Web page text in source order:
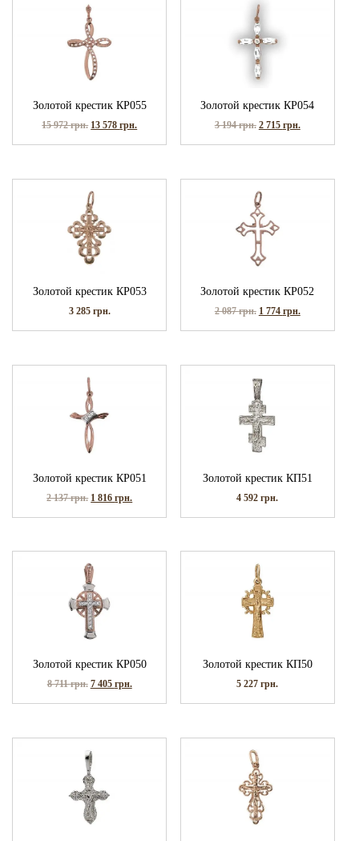
Золотой крестик КР055
15 972грн. 13 578грн.
Золотой крестик КР054
3 194грн. 2 715 грн.
Золотой крестик КР053
3 285 грн.
Золотой крестик КР052
2 087грн. 1 774 грн.
Золотой крестик КР051
2 137грн. 1 816грн.
Золотой крестик КП51
4 592грн.
Золотой крестик КР050
8 711грн. 7 405 грн.
Золотой крестик КП50
5 227грн.